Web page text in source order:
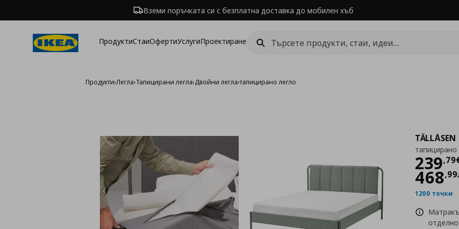
Вземи поръчката си с безплатна доставка до мобилен хъб
ПродуктиСтаиОфертиУслугиПроектиране
Продукти›Легла›Тапицирани легла›Двойни легла›тапицирано легло
TÄLLÅSEN
тапицирано
239,79
468,99
1200 точки
отделно.